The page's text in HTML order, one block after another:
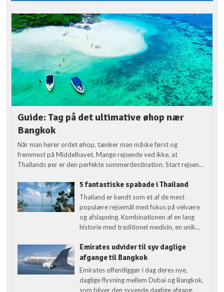
Guide: Tag på det ultimative øhop nær
Bangkok
Når man hører ordet øhop, tænker man måske først og
fremmest på Middelhavet. Mange rejsende ved ikke, at
Thailands øer er den perfekte sommerdestination. Start rejsen...
5 fantastiske spabade i Thailand
Thailand er kendt som et af de mest
populære rejsemål med fokus på velvære
og afslapning. Kombinationen af en lang
historie med traditionel medicin, en unik...
Emirates udvider til syv daglige
afgange til Bangkok
Emirates offentliggør i dag deres nye,
daglige flyvning mellem Dubai og Bangkok,
som bliver den syvende daglige afgang.